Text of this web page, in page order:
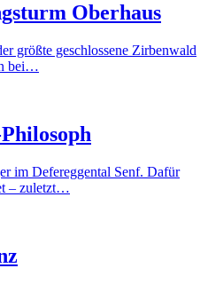
Oberhaus
größte geschlossene Zirbenwald
bei…
im Defereggental Senf. Dafür
– zuletzt…